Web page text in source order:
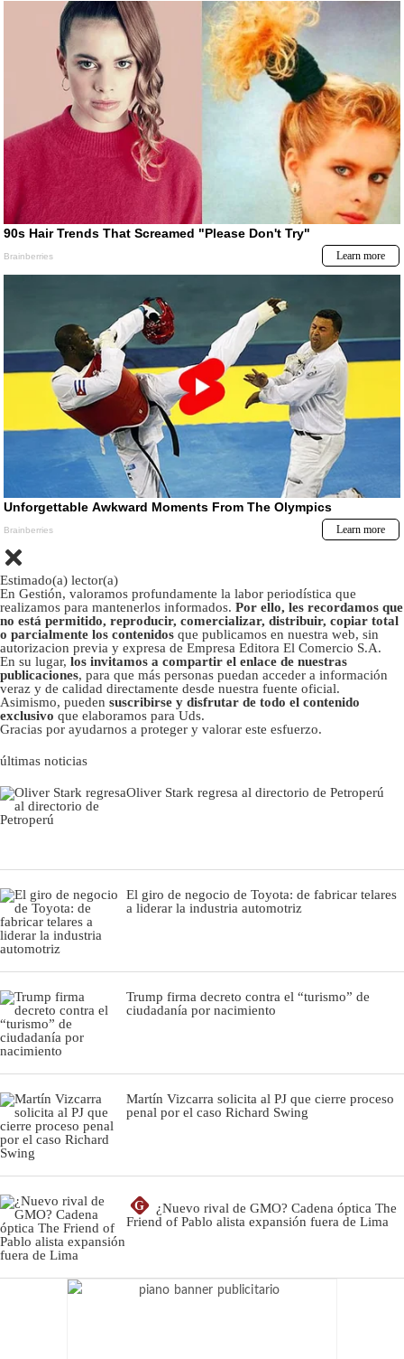
Estimado(a) lector(a)
En Gestión, valoramos profundamente la labor periodística que
realizamos para mantenerlos informados. Por ello, les recordamos que
no está permitido, reproducir, comercializar, distribuir, copiar total
o parcialmente los contenidos que publicamos en nuestra web, sin
autorizacion previa y expresa de Empresa Editora El Comercio S.A.
En su lugar, los invitamos a compartir el enlace de nuestras
publicaciones, para que más personas puedan acceder a información
veraz y de calidad directamente desde nuestra fuente oficial.
Asimismo, pueden suscribirse y disfrutar de todo el contenido
exclusivo que elaboramos para Uds.
Gracias por ayudarnos a proteger y valorar este esfuerzo.
últimas noticias
Oliver Stark regresa al directorio de Petroperú
El giro de negocio de Toyota: de fabricar telares
a liderar la industria automotriz
Trump firma decreto contra el “turismo” de
ciudadanía por nacimiento
Martín Vizcarra solicita al PJ que cierre proceso
penal por el caso Richard Swing
G
¿Nuevo rival de GMO? Cadena óptica The
Friend of Pablo alista expansión fuera de Lima